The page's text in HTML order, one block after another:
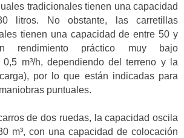
tradicionales tienen una capacidad
litros. No obstante, las carretillas
tienen una capacidad de entre 50 y
práctico muy bajo
0,5 m³/h, dependiendo del terreno y la
por lo que están indicadas para
puntuales.
de dos ruedas, la capacidad oscila
m³, con una capacidad de colocación